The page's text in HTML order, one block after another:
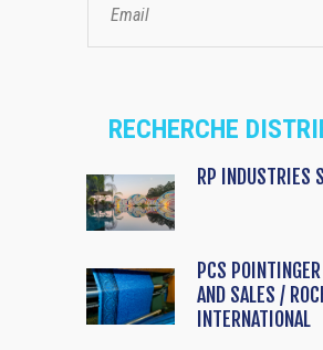
RECHERCHE
RP INDUSTRIES
PCS
AND SALES /
INTERNATIONAL